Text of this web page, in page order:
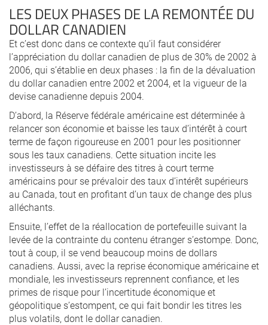
LES DEUX PHASES DE LA REMONTÉE DU
DOLLAR CANADIEN
Et c’est donc dans ce contexte qu’il faut considérer
l’appréciation du dollar canadien de plus de 30% de 2002 à
2006, qui s’établie en deux phases : la fin de la dévaluation
du dollar canadien entre 2002 et 2004, et la vigueur de la
devise canadienne depuis 2004.
D’abord, la Réserve fédérale américaine est déterminée à
relancer son économie et baisse les taux d’intérêt à court
terme de façon rigoureuse en 2001 pour les positionner
sous les taux canadiens. Cette situation incite les
investisseurs à se défaire des titres à court terme
américains pour se prévaloir des taux d’intérêt supérieurs
au Canada, tout en profitant d’un taux de change des plus
alléchants.
Ensuite, l’effet de la réallocation de portefeuille suivant la
levée de la contrainte du contenu étranger s’estompe. Donc,
tout à coup, il se vend beaucoup moins de dollars
canadiens. Aussi, avec la reprise économique américaine et
mondiale, les investisseurs reprennent confiance, et les
primes de risque pour l’incertitude économique et
géopolitique s’estompent, ce qui fait bondir les titres les
plus volatils, dont le dollar canadien.